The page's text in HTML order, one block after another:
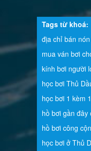
Tags từ khoá:
địa chỉ bán
mua ván bơi
kính bơi người
học bơi Thủ
học bơi 1 kèm
hồ bơi gần đây
hồ bơi công
học bơi ở Thủ